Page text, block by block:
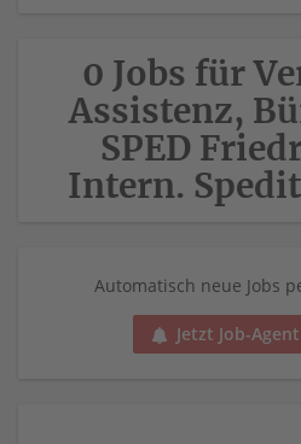
0 Jobs für
Assistenz,
SPED
Intern.
Automatisch neue Jobs
Jetzt Job-